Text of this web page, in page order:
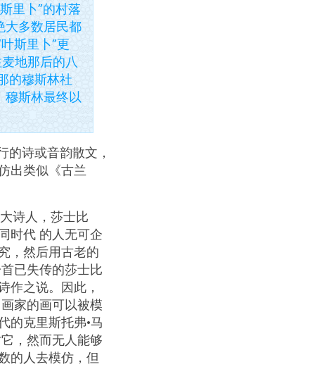
里卜”的村落
大多数居民都
斯里卜”更
地那后的八
的穆斯林社
穆斯林最终以
诗或音韵散文，
出类似《古兰
诗人，莎士比
时代 的人无可企
，然后用古老的
已失传的莎士比
作之说。因此，
家的画可以被模
的克里斯托弗•马
，然而无人能够
的人去模仿，但